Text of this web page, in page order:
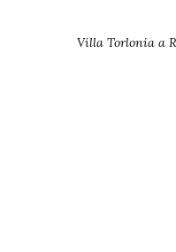
Villa Torlonia a